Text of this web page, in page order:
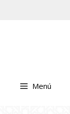
Menú